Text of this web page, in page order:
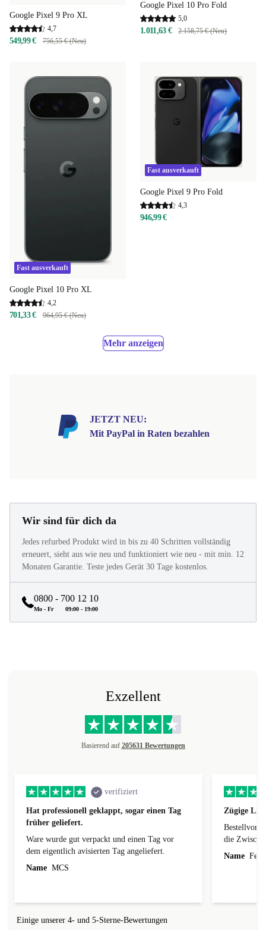
Google Pixel 9 Pro XL
4,7
549,99 € 756,55 € (Neu)
Google Pixel 10 Pro Fold
5,0
1.011,63 € 2.158,75 € (Neu)
Fast ausverkauft
Google Pixel 10 Pro XL
4,2
701,33 € 964,95 € (Neu)
Fast ausverkauft
Google Pixel 9 Pro Fold
4,3
946,99 €
Mehr anzeigen
JETZT NEU:
Mit PayPal in Raten bezahlen
Wir sind für dich da
Jedes refurbed Produkt wird in bis zu 40 Schritten vollständig
erneuert, sieht aus wie neu und funktioniert wie neu - mit min. 12
Monaten Garantie. Teste jedes Gerät 30 Tage kostenlos.
0800 - 700 12 10
Mo - Fr 09:00 - 19:00
Exzellent
Basierend auf 205631 Bewertungen
verifiziert
Hat professionell geklappt, sogar einen Tag
früher geliefert.
Ware wurde gut verpackt und einen Tag vor
dem eigentlich avisierten Tag angeliefert.
Name MCS
Zügige
die
Name
Einige unserer 4- und 5-Sterne-Bewertungen